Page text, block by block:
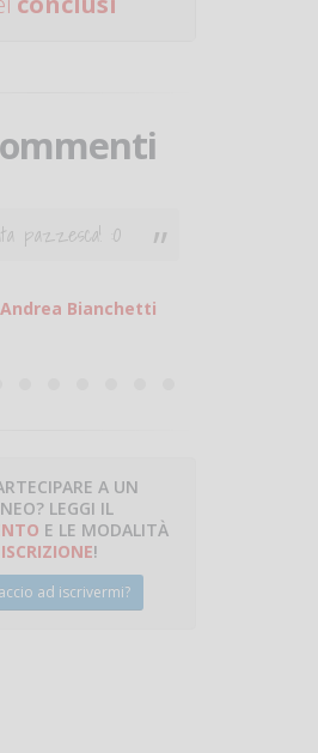
pazzesca! :O
Andrea Bianchetti
A UN
LEGGI IL
E LE MODALITÀ
ISCRIZIONE!
ad iscrivermi?